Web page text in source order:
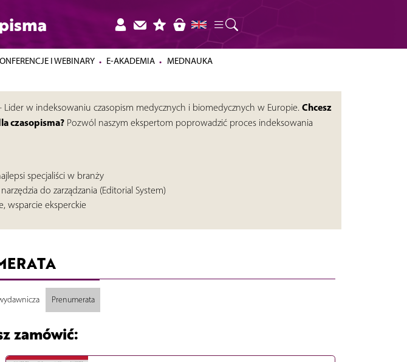
I WEBINARY E-AKADEMIA MEDNAUKA
Lider w indeksowaniu czasopism medycznych i biomedycznych w Europie. Chcesz
czasopisma? Pozwól naszym ekspertom poprowadzić proces indeksowania
specjaliści w branży
do zarządzania (Editorial System)
wsparcie eksperckie
Prenumerata
zamówić: